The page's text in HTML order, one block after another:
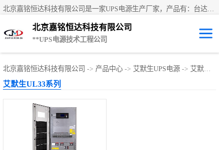
北京嘉铭恒达科技有限公司
**UPS电源技术工程公司
北京嘉铭恒达科技有限公司 -> 产品中心 -> 艾默生UPS电源 -> 艾默生UL33系列
艾默生UL33系列
UPS租赁/UPS电
源出租
山特UPS电源
易事特UPS电源
艾默生UPS电源